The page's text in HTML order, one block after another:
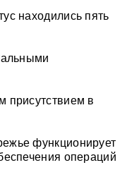
находились пять
присутствием в
функционирует
операций